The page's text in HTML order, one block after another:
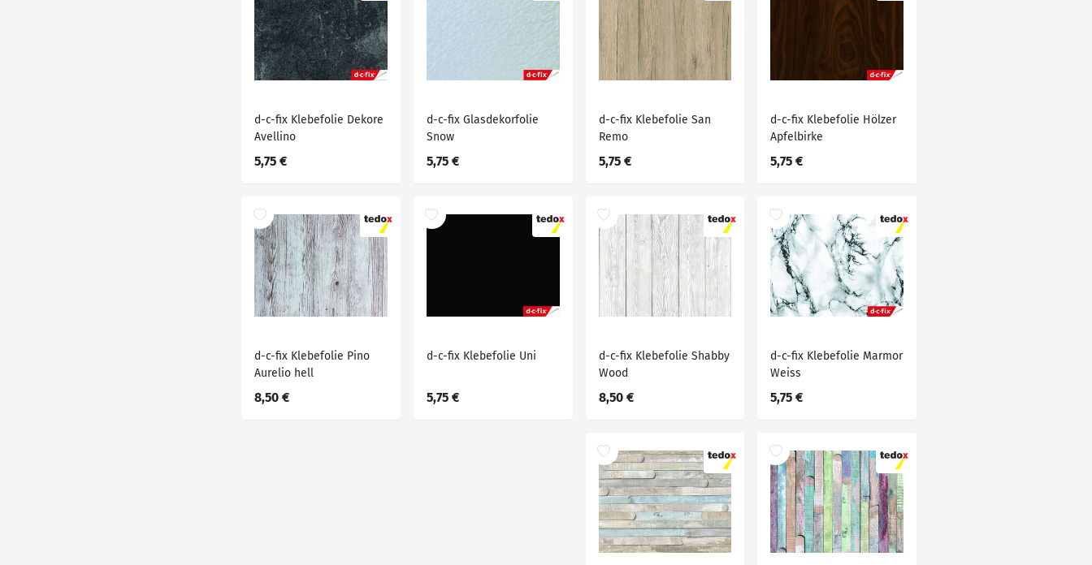
d-c-fix Klebefolie Dekore
Avellino
5,75 €
d-c-fix Glasdekorfolie
Snow
5,75 €
d-c-fix Klebefolie San
Remo
5,75 €
d-c-fix Klebefolie Hölzer
Apfelbirke
5,75 €
d-c-fix Klebefolie Pino
Aurelio hell
8,50 €
d-c-fix Klebefolie Uni
5,75 €
d-c-fix Klebefolie Shabby
Wood
8,50 €
d-c-fix Klebefolie Marmor
Weiss
5,75 €